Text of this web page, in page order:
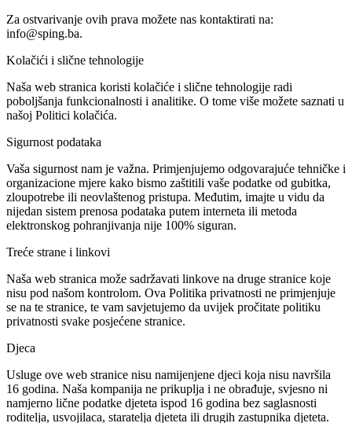
Za ostvarivanje ovih prava možete nas kontaktirati na:
info@sping.ba.
Kolačići i slične tehnologije
Naša web stranica koristi kolačiće i slične tehnologije radi
poboljšanja funkcionalnosti i analitike. O tome više možete saznati u
našoj Politici kolačića.
Sigurnost podataka
Vaša sigurnost nam je važna. Primjenjujemo odgovarajuće tehničke i
organizacione mjere kako bismo zaštitili vaše podatke od gubitka,
zloupotrebe ili neovlaštenog pristupa. Međutim, imajte u vidu da
nijedan sistem prenosa podataka putem interneta ili metoda
elektronskog pohranjivanja nije 100% siguran.
Treće strane i linkovi
Naša web stranica može sadržavati linkove na druge stranice koje
nisu pod našom kontrolom. Ova Politika privatnosti ne primjenjuje
se na te stranice, te vam savjetujemo da uvijek pročitate politiku
privatnosti svake posjećene stranice.
Djeca
Usluge ove web stranice nisu namijenjene djeci koja nisu navršila
16 godina. Naša kompanija ne prikuplja i ne obrađuje, svjesno ni
namjerno lične podatke djeteta ispod 16 godina bez saglasnosti
roditelja, usvojilaca, staratelja djeteta ili drugih zastupnika djeteta.